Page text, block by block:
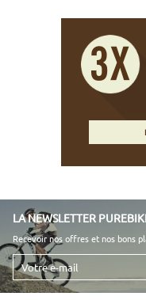
LA NEWSLETTER
Recevoir nos offres et nos bons
Votre
e-
mail